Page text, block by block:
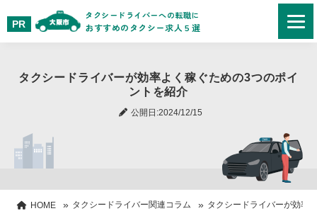
タクシードライバーへの転職に
おすすめのタクシー求人５選
タクシードライバーが効率よく稼ぐための3つのポイ
ントを紹介
公開日:2024/12/15
HOME » タクシードライバー関連コラム » タクシードライバーが効率